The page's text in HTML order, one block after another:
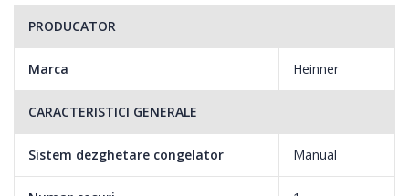
PRODUCATOR
Marca Heinner
CARACTERISTICI GENERALE
Sistem dezghetare congelator Manual